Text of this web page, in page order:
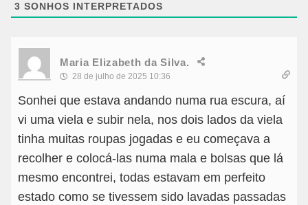
3 SONHOS INTERPRETADOS
Maria Elizabeth da Silva.
28 de julho de 2025 10:36
Sonhei que estava andando numa rua escura, aí
vi uma viela e subir nela, nos dois lados da viela
tinha muitas roupas jogadas e eu começava a
recolher e colocá-las numa mala e bolsas que lá
mesmo encontrei, todas estavam em perfeito
estado como se tivessem sido lavadas passadas